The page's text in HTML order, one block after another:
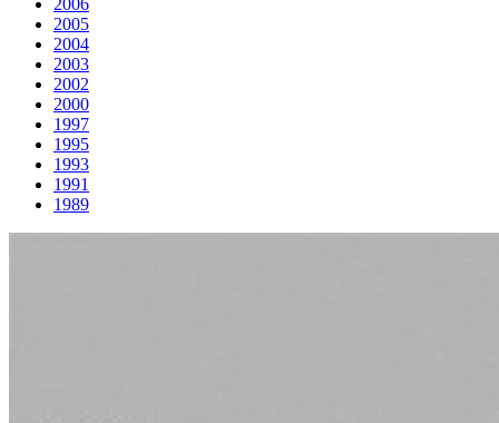
2006
2005
2004
2003
2002
2000
1997
1995
1993
1991
1989